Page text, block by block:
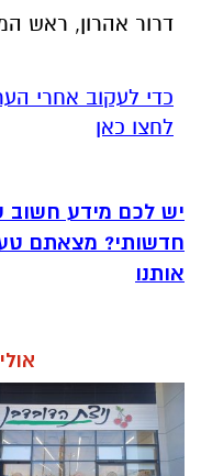
דרור אהרון, ראש
לחצו כאן
יש לכם מידע חשוב
חדשותי? מצאתם
אותנו